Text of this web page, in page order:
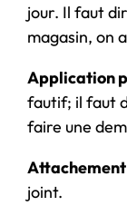
jour. Il faut
magasin, on
Application
fautif; il faut
faire une
Attachement
joint.